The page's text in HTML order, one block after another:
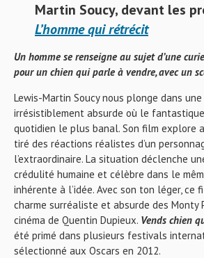
Martin Soucy, devant les
L’homme qui rétrécit
Un homme se renseigne au sujet d’une
pour un chien qui parle à vendre, avec un
Lewis-Martin Soucy nous plonge dans
irrésistiblement absurde où le
quotidien le plus banal. Son film explore
tiré des réactions réalistes d’un
l’extraordinaire. La situation déclenche
crédulité humaine et célèbre dans le
inhérente à l’idée. Avec son ton léger, ce
charme surréaliste et absurde des Monty
cinéma de Quentin Dupieux. Vends chien
été primé dans plusieurs festivals
sélectionné aux Oscars en 2012.